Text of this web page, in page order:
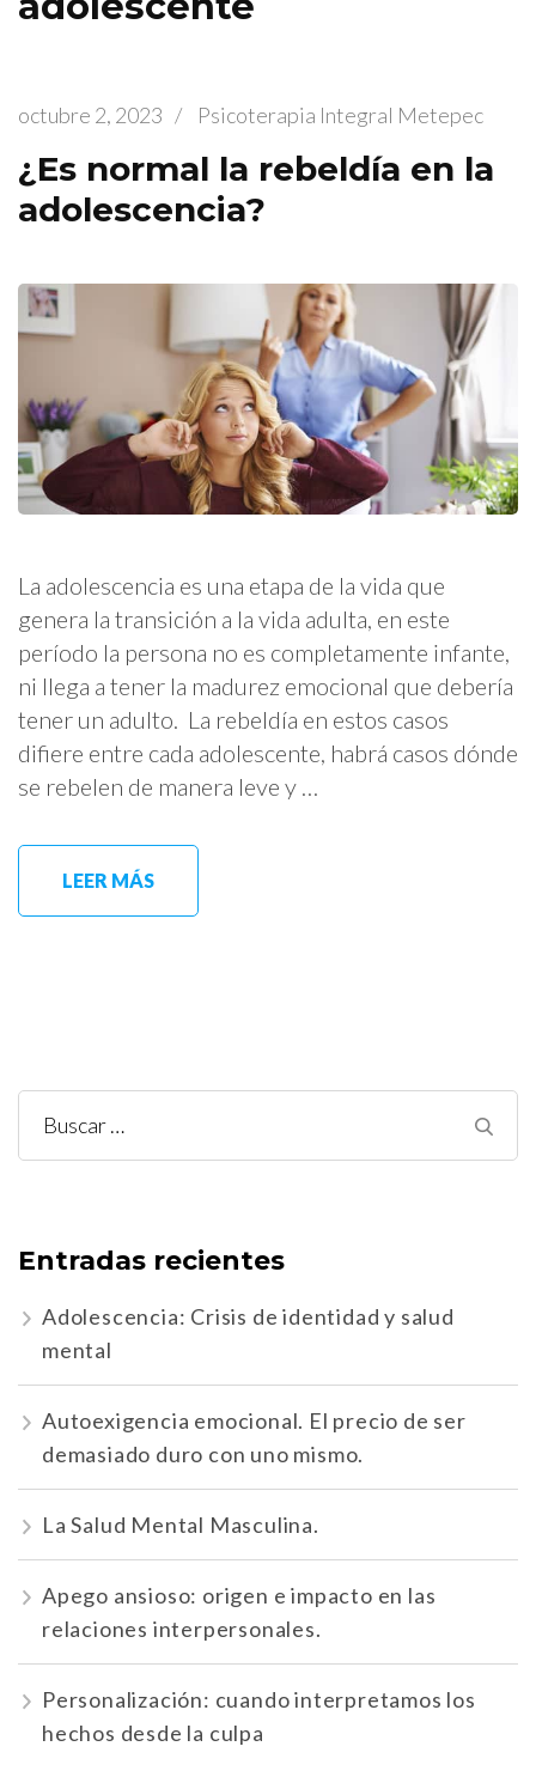
octubre 2, 2023 / Psicoterapia Integral Metepec
¿Es normal la rebeldía en la
adolescencia?
La adolescencia es una etapa de la vida que
genera la transición a la vida adulta, en este
período la persona no es completamente infante,
ni llega a tener la madurez emocional que debería
tener un adulto. La rebeldía en estos casos
difiere entre cada adolescente, habrá casos dónde
se rebelen de manera leve y …
LEER MÁS
Buscar:
Entradas recientes
Adolescencia: Crisis de identidad y salud
mental
Autoexigencia emocional. El precio de ser
demasiado duro con uno mismo.
La Salud Mental Masculina.
Apego ansioso: origen e impacto en las
relaciones interpersonales.
Personalización: cuando interpretamos los
hechos desde la culpa